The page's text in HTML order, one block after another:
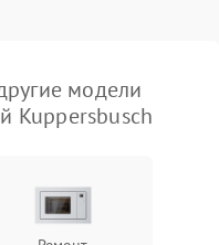
модели
Kuppersbusch